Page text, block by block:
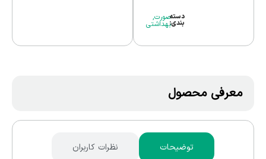
صورت,
بهداشتی
دسته
بندی:
معرفی محصول
توضیحات نظرات کاربران